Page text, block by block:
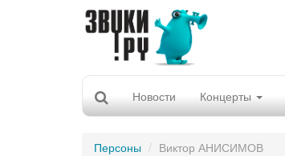
Новости Концерты
Персоны Виктор АНИСИМОВ